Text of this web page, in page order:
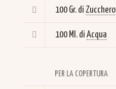
100 Gr. di Zucchero
100 Ml. di Acqua
PER LA COPERTURA